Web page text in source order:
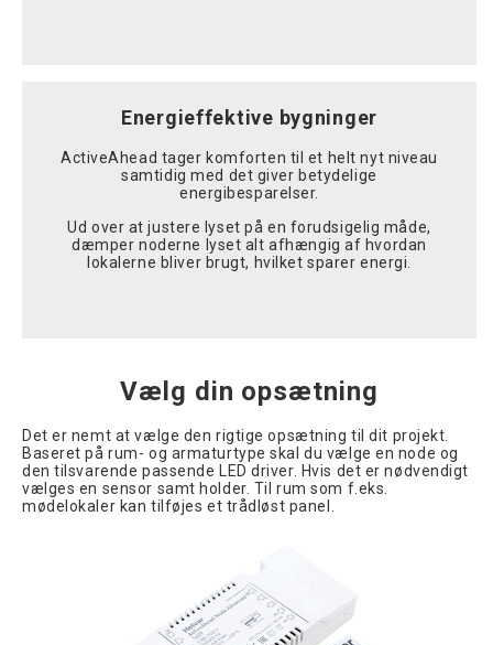
Energieffektive bygninger
ActiveAhead tager komforten til et helt nyt niveau
samtidig med det giver betydelige
energibesparelser.
Ud over at justere lyset på en forudsigelig måde,
dæmper noderne lyset alt afhængig af hvordan
lokalerne bliver brugt, hvilket sparer energi.
Vælg din opsætning
Det er nemt at vælge den rigtige opsætning til dit projekt.
Baseret på rum- og armaturtype skal du vælge en node og
den tilsvarende passende LED driver. Hvis det er nødvendigt
vælges en sensor samt holder. Til rum som f.eks.
mødelokaler kan tilføjes et trådløst panel.